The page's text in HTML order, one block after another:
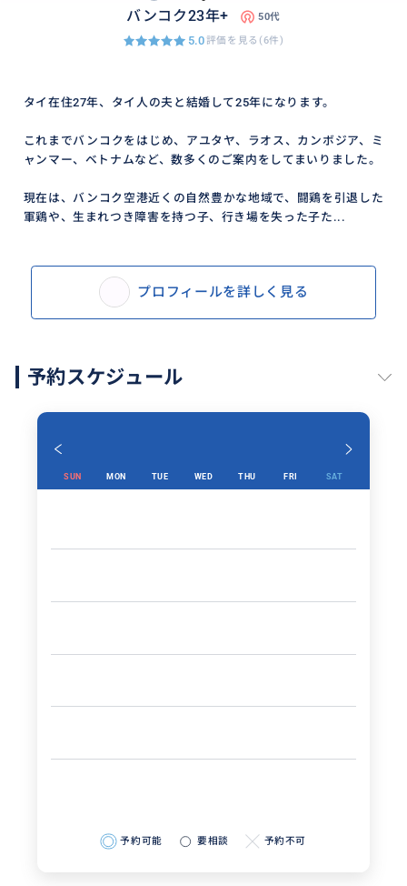
バンコク23年+ 50代
5.0評価を見る(6件)
タイ在住27年、タイ人の夫と結婚して25年になります。
これまでバンコクをはじめ、アユタヤ、ラオス、カンボジア、ミ
ャンマー、ベトナムなど、数多くのご案内をしてまいりました。
現在は、バンコク空港近くの自然豊かな地域で、闘鶏を引退した
軍鶏や、生まれつき障害を持つ子、行き場を失った子た...
プロフィールを詳しく見る
予約スケジュール
SUN MON TUE WED THU FRI SAT
予約可能 要相談 予約不可